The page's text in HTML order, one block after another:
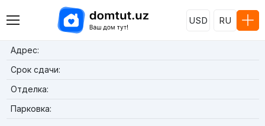
USD RU
Адрес:
Срок сдачи:
Отделка:
Парковка: